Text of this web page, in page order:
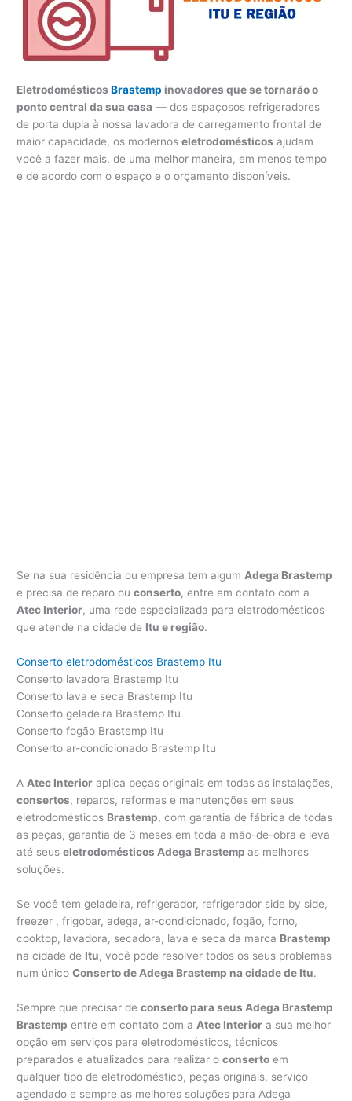
EletrodomésticosBrastemp inovadores que se tornarão o
ponto central da sua casa — dos espaçosos refrigeradores
de porta dupla à nossa lavadora de carregamento frontal de
maior capacidade, os modernoseletrodomésticos ajudam
você a fazer mais, de uma melhor maneira, em menos tempo
e de acordo com o espaço e o orçamento disponíveis.
Se na sua residência ou empresa tem algumAdega Brastemp
e precisa de reparo ouconserto, entre em contato com a
Atec Interior, uma rede especializada para eletrodomésticos
que atende na cidade de Itu e região.
Conserto eletrodomésticos Brastemp Itu
Conserto lavadora Brastemp Itu
Conserto lava e seca Brastemp Itu
Conserto geladeira Brastemp Itu
Conserto fogão Brastemp Itu
Conserto ar-condicionado Brastemp Itu
A Atec Interior aplica peças originais em todas as instalações,
consertos, reparos, reformas e manutenções em seus
eletrodomésticos Brastemp, com garantia de fábrica de todas
as peças, garantia de 3 meses em toda a mão-de-obra e leva
até seuseletrodomésticos Adega Brastempas melhores
soluções.
Se você tem geladeira, refrigerador, refrigerador side by side,
freezer , frigobar, adega, ar-condicionado, fogão, forno,
cooktop, lavadora, secadora, lava e seca da marca Brastemp
na cidade de Itu, você pode resolver todos os seus problemas
num únicoConserto de Adega Brastemp na cidade de Itu.
Sempre que precisar deconserto para seus Adega Brastemp
Brastemp entre em contato com a Atec Interior a sua melhor
opção em serviços para eletrodomésticos, técnicos
preparados e atualizados para realizar oconserto em
qualquer tipo de eletrodoméstico, peças originais, serviço
agendado e sempre as melhores soluções para Adega